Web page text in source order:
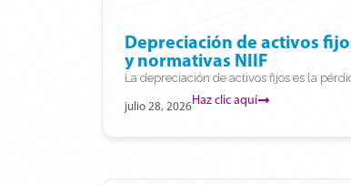
Depreciación de activos
y normativas NIIF
La depreciación de activos fijos es la
julio 28, 2026Haz clic aquí